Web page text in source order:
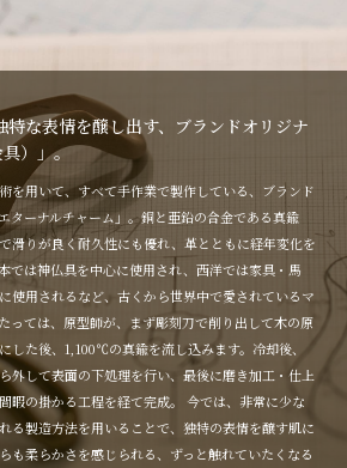
な表情を醸し出す、ブランドオリジナ
）」。
を用いて、すべて手作業で製作している、ブランド
ターナルチャーム」。銅と亜鉛の合金である真鍮
滑りが良く耐久性にも優れ、革とともに経年変化を
では神仏具を中心に使用され、西洋では家具・馬
使用されるなど、古くから世界中で愛されているマ
っては、原型師が、まず彫刻刀で削り出して木の原
した後、1,100℃の真鍮を流し込みます。冷却後、
外して表面の下処理を行い、最後に磨き加工・仕上
暇の掛かる工程を経て完成。 今では、非常に少な
る製造方法を用いることで、独特の表情を醸す肌に
も柔らかさを感じられる、ずっと触れていたくなる